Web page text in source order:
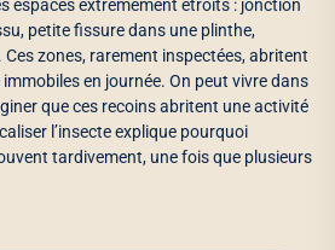
espaces extrêmement étroits : jonction
petite fissure dans une plinthe,
zones, rarement inspectées, abritent
en journée. On peut vivre dans
que ces recoins abritent une activité
l’insecte explique pourquoi
tardivement, une fois que plusieurs